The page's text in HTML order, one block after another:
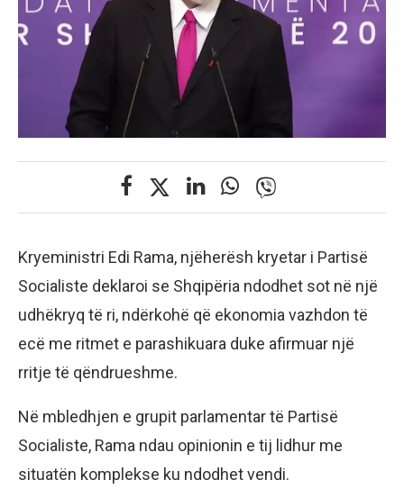
Kryeministri Edi Rama, njëherësh kryetar i Partisë
Socialiste deklaroi se Shqipëria ndodhet sot në një
udhëkryq të ri, ndërkohë që ekonomia vazhdon të
ecë me ritmet e parashikuara duke afirmuar një
rritje të qëndrueshme.
Në mbledhjen e grupit parlamentar të Partisë
Socialiste, Rama ndau opinionin e tij lidhur me
situatën komplekse ku ndodhet vendi.